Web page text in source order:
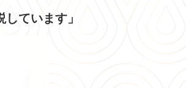
ています」